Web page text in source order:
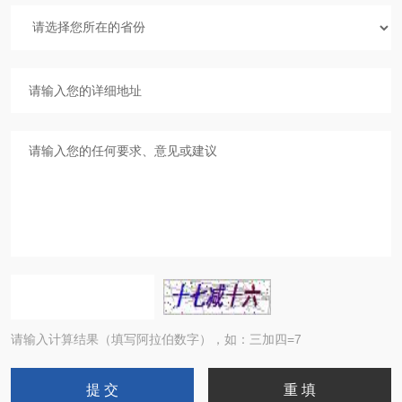
请输入计算结果（填写阿拉伯数字），如：三加四=7